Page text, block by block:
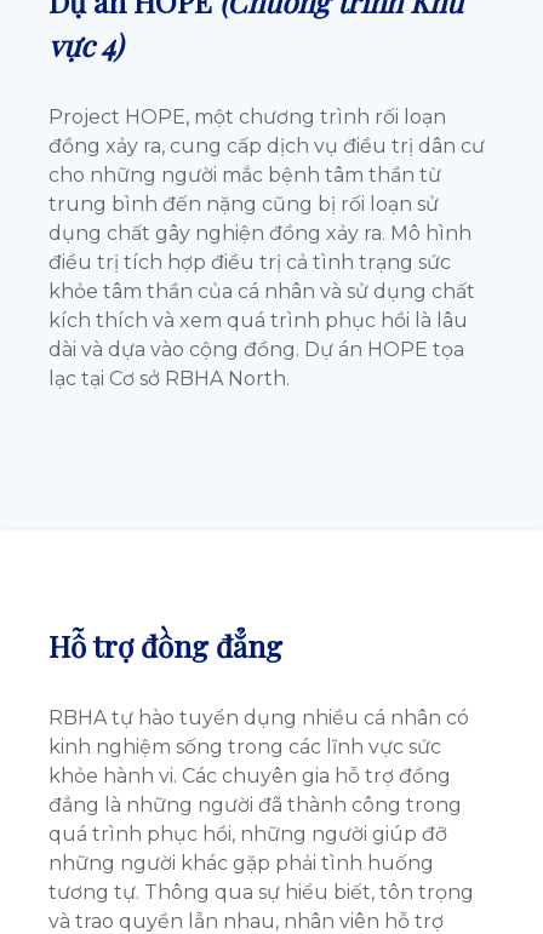
vực 4)
Project HOPE, một chương trình rối loạn
đồng xảy ra, cung cấp dịch vụ điều trị dân cư
cho những người mắc bệnh tâm thần từ
trung bình đến nặng cũng bị rối loạn sử
dụng chất gây nghiện đồng xảy ra. Mô hình
điều trị tích hợp điều trị cả tình trạng sức
khỏe tâm thần của cá nhân và sử dụng chất
kích thích và xem quá trình phục hồi là lâu
dài và dựa vào cộng đồng. Dự án HOPE tọa
lạc tại Cơ sở RBHA North.
Hỗ trợ đồng đẳng
RBHA tự hào tuyển dụng nhiều cá nhân có
kinh nghiệm sống trong các lĩnh vực sức
khỏe hành vi. Các chuyên gia hỗ trợ đồng
đẳng là những người đã thành công trong
quá trình phục hồi, những người giúp đỡ
những người khác gặp phải tình huống
tương tự. Thông qua sự hiểu biết, tôn trọng
và trao quyền lẫn nhau, nhân viên hỗ trợ